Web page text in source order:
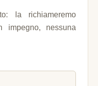
la richiameremo
impegno, nessuna